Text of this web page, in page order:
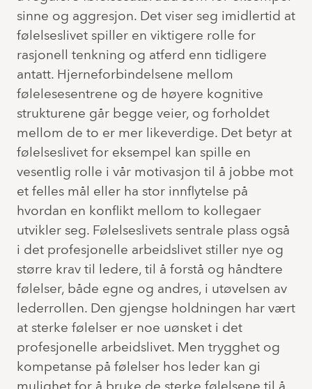
sinne og aggresjon. Det viser seg imidlertid at
følelseslivet spiller en viktigere rolle for
rasjonell tenkning og atferd enn tidligere
antatt. Hjerneforbindelsene mellom
følelesesentrene og de høyere kognitive
strukturene går begge veier, og forholdet
mellom de to er mer likeverdige. Det betyr at
følelseslivet for eksempel kan spille en
vesentlig rolle i vår motivasjon til å jobbe mot
et felles mål eller ha stor innflytelse på
hvordan en konflikt mellom to kollegaer
utvikler seg. Følelseslivets sentrale plass også
i det profesjonelle arbeidslivet stiller nye og
større krav til ledere, til å forstå og håndtere
følelser, både egne og andres, i utøvelsen av
lederrollen. Den gjengse holdningen har vært
at sterke følelser er noe uønsket i det
profesjonelle arbeidslivet. Men trygghet og
kompetanse på følelser hos leder kan gi